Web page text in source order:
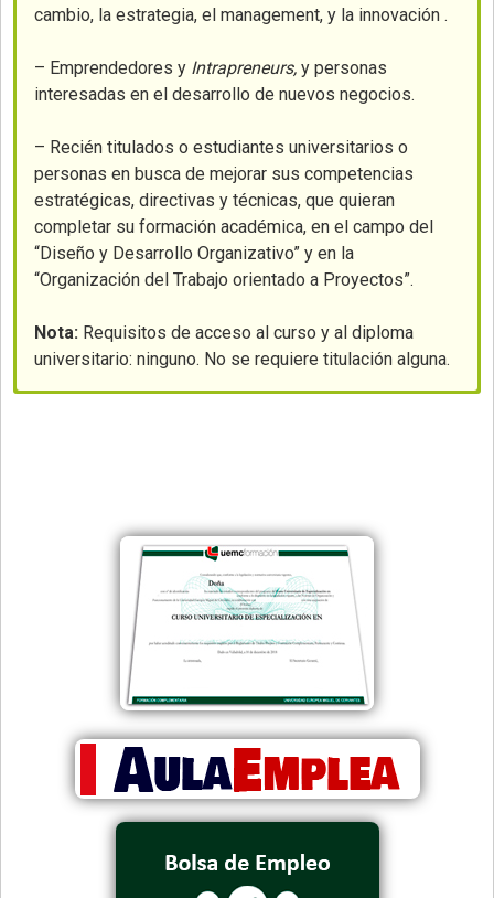
cambio, la estrategia, el management, y la innovación .
– Emprendedores y Intrapreneurs, y personas
interesadas en el desarrollo de nuevos negocios.
– Recién titulados o estudiantes universitarios o
personas en busca de mejorar sus competencias
estratégicas, directivas y técnicas, que quieran
completar su formación académica, en el campo del
“Diseño y Desarrollo Organizativo” y en la
“Organización del Trabajo orientado a Proyectos”.
Nota: Requisitos de acceso al curso y al diploma
universitario: ninguno. No se requiere titulación alguna.